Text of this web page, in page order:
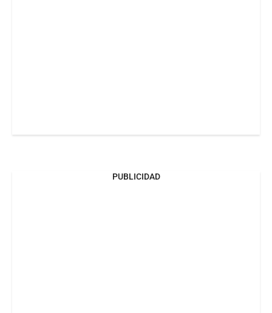
PUBLICIDAD